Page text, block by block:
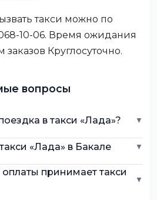
такси можно по
10-06. Время ожидания
Круглосуточно.
вопросы
в такси «Лада»? ▼
«Лада» в Бакале ▼
принимает такси
▼